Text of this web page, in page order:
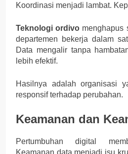
Koordinasi menjadi lambat.
Teknologi ordivo menghapus
departemen bekerja dalam
Data mengalir tanpa
lebih efektif.
Hasilnya adalah organisasi
responsif terhadap perubahan.
Keamanan dan
Pertumbuhan digital
Keamanan data menjadi isu